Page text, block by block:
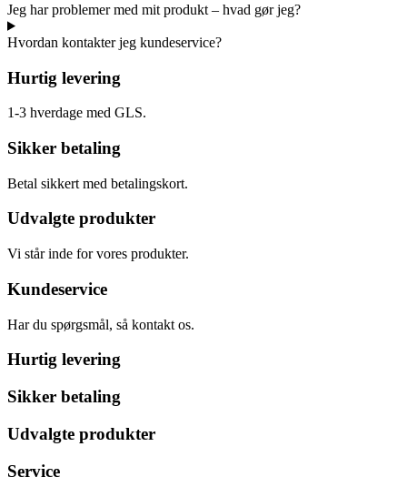
Jeg har problemer med mit produkt – hvad gør jeg?
Hvordan kontakter jeg kundeservice?
Hurtig levering
1-3 hverdage med GLS.
Sikker betaling
Betal sikkert med betalingskort.
Udvalgte produkter
Vi står inde for vores produkter.
Kundeservice
Har du spørgsmål, så kontakt os.
Hurtig levering
Sikker betaling
Udvalgte produkter
Service